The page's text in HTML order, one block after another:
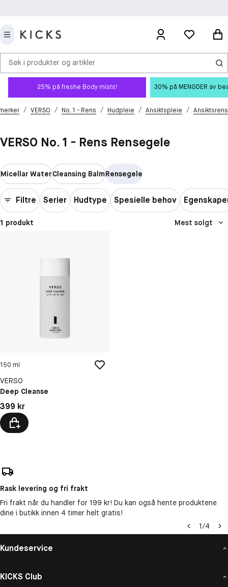
Søk i produkter og artikler
25% på freshe Body mists! 30% på MENGDER av
/ VERSO / No. 1 - Rens / Hudpleie / Ansiktspleie / Ansiktsrens
VERSO No. 1 - Rens Rensegele
Micellar WaterCleansing BalmRensegele
Filtre Serier Hudtype Spesielle behov
1 produkt Mest solgt
150 ml
VERSO
Deep Cleanse
Pris: 399 kr
399 kr
Rask levering og fri frakt
Fri frakt når du handler for 199 kr! Du kan også hente produktene
dine i butikk innen 4 timer helt gratis!
1/4
Kundeservice
KICKS Club